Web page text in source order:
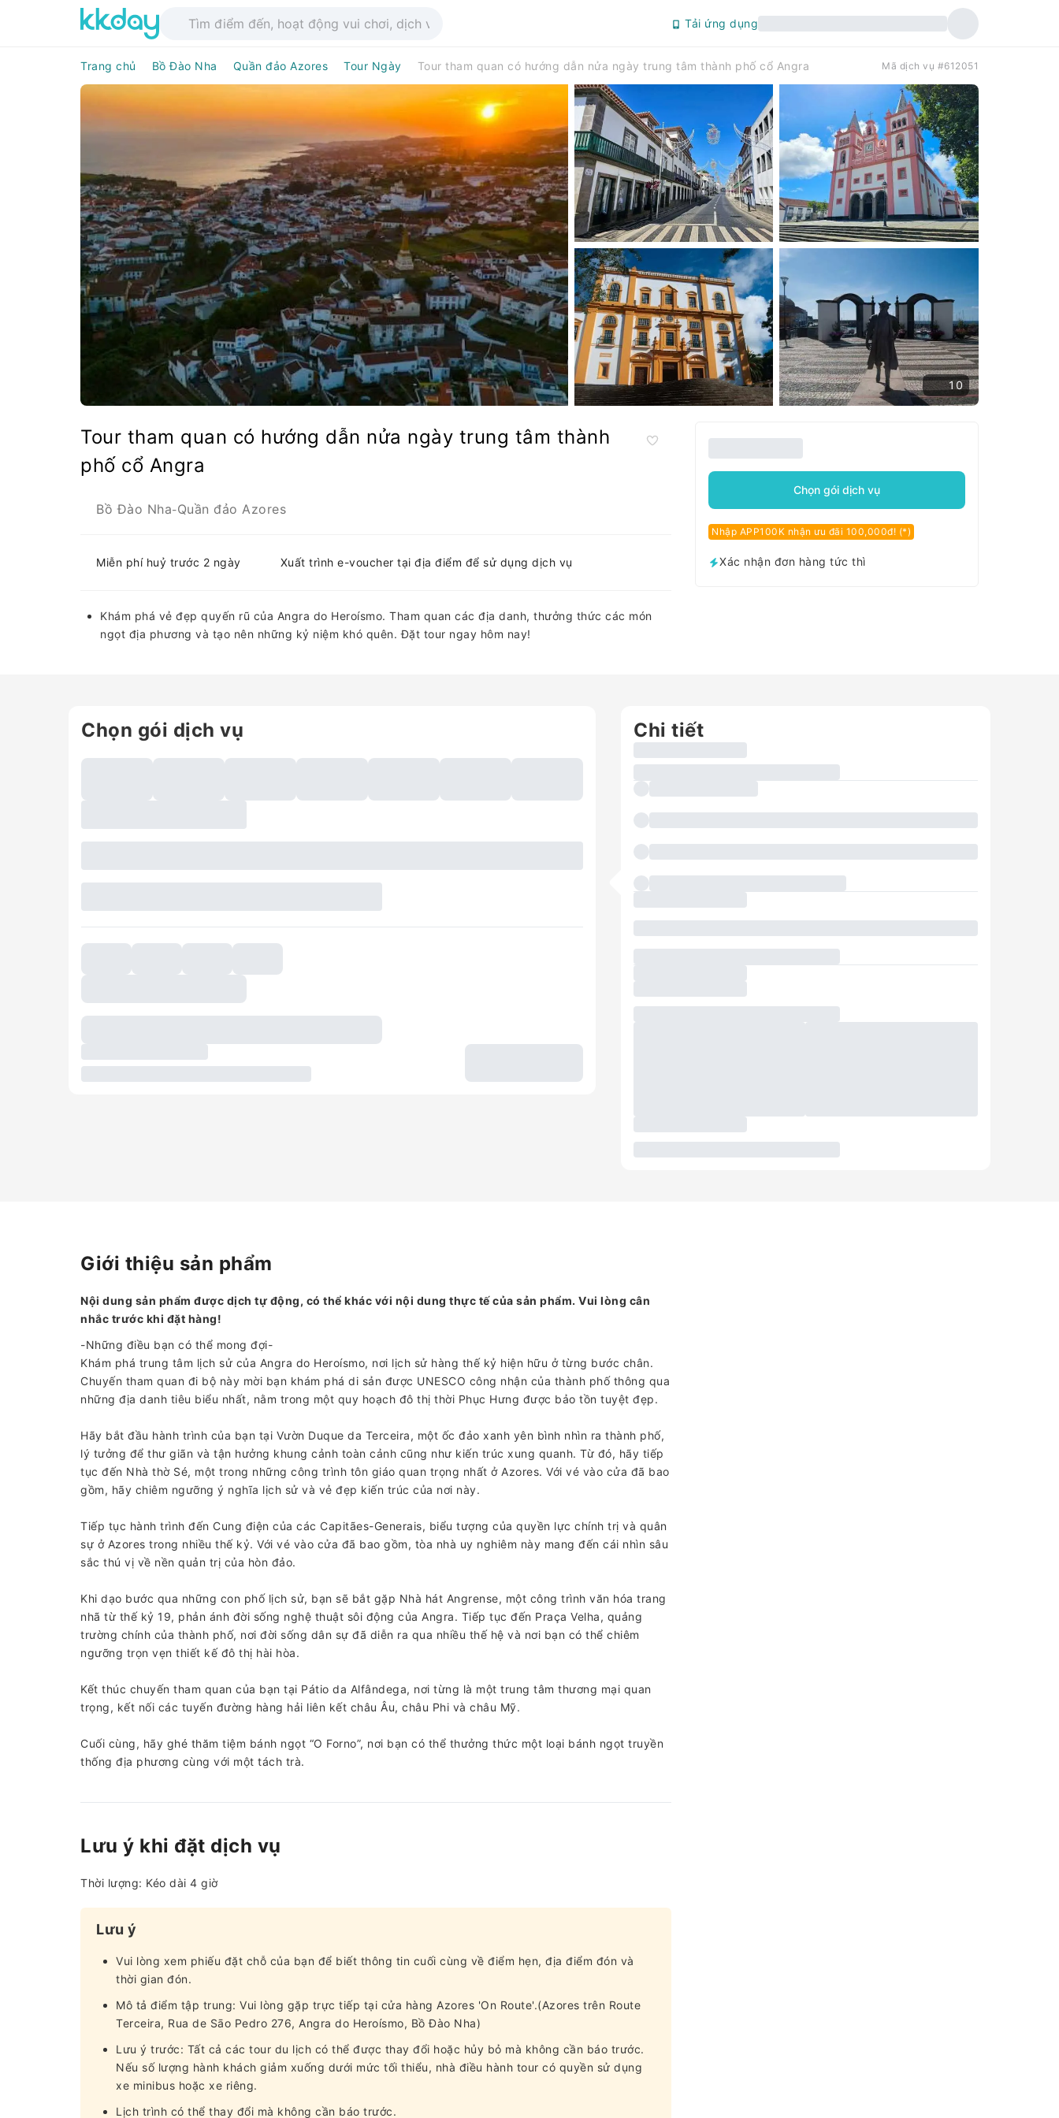
Tải ứng dụng
Trang chủ Bồ Đào Nha Quần đảo Azores Tour Ngày Tour tham quan có hướng dẫn nửa ngày trung tâm thành phố cổ Angra Mã dịch vụ #612051
10
Tour tham quan có hướng dẫn nửa ngày trung tâm thành
phố cổ Angra
Bồ Đào Nha-Quần đảo Azores
Miễn phí huỷ trước 2 ngày Xuất trình e-voucher tại địa điểm để sử dụng dịch vụ
Khám phá vẻ đẹp quyến rũ của Angra do Heroísmo. Tham quan các địa danh, thưởng thức các món
ngọt địa phương và tạo nên những kỷ niệm khó quên. Đặt tour ngay hôm nay!
Chọn gói dịch vụ
Nhập APP100K nhận ưu đãi 100,000đ! (*)
Xác nhận đơn hàng tức thì
Chọn gói dịch vụ Chi tiết
Giới thiệu sản phẩm
Nội dung sản phẩm được dịch tự động, có thể khác với nội dung thực tế của sản phẩm. Vui lòng cân
nhắc trước khi đặt hàng!
-Những điều bạn có thể mong đợi-
Khám phá trung tâm lịch sử của Angra do Heroísmo, nơi lịch sử hàng thế kỷ hiện hữu ở từng bước chân.
Chuyến tham quan đi bộ này mời bạn khám phá di sản được UNESCO công nhận của thành phố thông qua
những địa danh tiêu biểu nhất, nằm trong một quy hoạch đô thị thời Phục Hưng được bảo tồn tuyệt đẹp.
Hãy bắt đầu hành trình của bạn tại Vườn Duque da Terceira, một ốc đảo xanh yên bình nhìn ra thành phố,
lý tưởng để thư giãn và tận hưởng khung cảnh toàn cảnh cũng như kiến ​​trúc xung quanh. Từ đó, hãy tiếp
tục đến Nhà thờ Sé, một trong những công trình tôn giáo quan trọng nhất ở Azores. Với vé vào cửa đã bao
gồm, hãy chiêm ngưỡng ý nghĩa lịch sử và vẻ đẹp kiến ​​trúc của nơi này.
Tiếp tục hành trình đến Cung điện của các Capitães-Generais, biểu tượng của quyền lực chính trị và quân
sự ở Azores trong nhiều thế kỷ. Với vé vào cửa đã bao gồm, tòa nhà uy nghiêm này mang đến cái nhìn sâu
sắc thú vị về nền quản trị của hòn đảo.
Khi dạo bước qua những con phố lịch sử, bạn sẽ bắt gặp Nhà hát Angrense, một công trình văn hóa trang
nhã từ thế kỷ 19, phản ánh đời sống nghệ thuật sôi động của Angra. Tiếp tục đến Praça Velha, quảng
trường chính của thành phố, nơi đời sống dân sự đã diễn ra qua nhiều thế hệ và nơi bạn có thể chiêm
ngưỡng trọn vẹn thiết kế đô thị hài hòa.
Kết thúc chuyến tham quan của bạn tại Pátio da Alfândega, nơi từng là một trung tâm thương mại quan
trọng, kết nối các tuyến đường hàng hải liên kết châu Âu, châu Phi và châu Mỹ.
Cuối cùng, hãy ghé thăm tiệm bánh ngọt “O Forno”, nơi bạn có thể thưởng thức một loại bánh ngọt truyền
thống địa phương cùng với một tách trà.
Lưu ý khi đặt dịch vụ
Thời lượng: Kéo dài 4 giờ
Lưu ý
Vui lòng xem phiếu đặt chỗ của bạn để biết thông tin cuối cùng về điểm hẹn, địa điểm đón và
thời gian đón.
Mô tả điểm tập trung: Vui lòng gặp trực tiếp tại cửa hàng Azores 'On Route'.(Azores trên Route
Terceira, Rua de Sāo Pedro 276, Angra do Heroísmo, Bồ Đào Nha)
Lưu ý trước: Tất cả các tour du lịch có thể được thay đổi hoặc hủy bỏ mà không cần báo trước.
Nếu số lượng hành khách giảm xuống dưới mức tối thiểu, nhà điều hành tour có quyền sử dụng
xe minibus hoặc xe riêng.
Lịch trình có thể thay đổi mà không cần báo trước.